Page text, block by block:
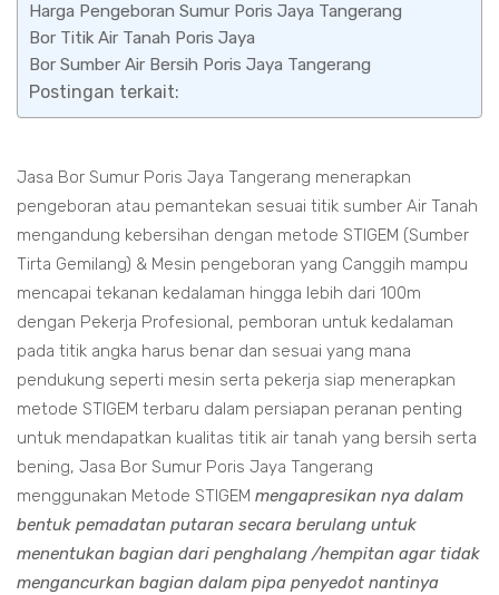
Harga Pengeboran Sumur Poris Jaya Tangerang
Bor Titik Air Tanah Poris Jaya
Bor Sumber Air Bersih Poris Jaya Tangerang
Postingan terkait:
Jasa Bor Sumur Poris Jaya Tangerang menerapkan
pengeboran atau pemantekan sesuai titik sumber Air Tanah
mengandung kebersihan dengan metode STIGEM (Sumber
Tirta Gemilang) & Mesin pengeboran yang Canggih mampu
mencapai tekanan kedalaman hingga lebih dari 100m
dengan Pekerja Profesional, pemboran untuk kedalaman
pada titik angka harus benar dan sesuai yang mana
pendukung seperti mesin serta pekerja siap menerapkan
metode STIGEM terbaru dalam persiapan peranan penting
untuk mendapatkan kualitas titik air tanah yang bersih serta
bening, Jasa Bor Sumur Poris Jaya Tangerang
menggunakan Metode STIGEM mengapresikan nya dalam
bentuk pemadatan putaran secara berulang untuk
menentukan bagian dari penghalang /hempitan agar tidak
mengancurkan bagian dalam pipa penyedot nantinya